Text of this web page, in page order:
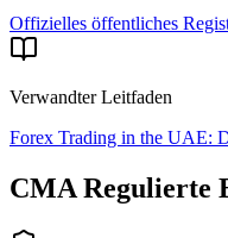
Offizielles öffentliches
Verwandter Leitfaden
Forex Trading in the UAE:
CMA Regulierte